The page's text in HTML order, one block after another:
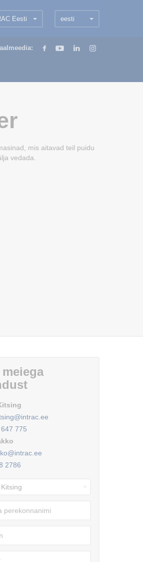
eesti
Eesti
mis aitavad teil puidu
vedada.
775
2786